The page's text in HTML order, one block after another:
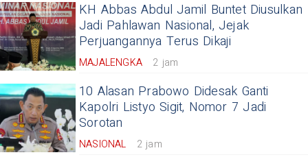
KH Abbas Abdul Jamil Buntet Diusulkan
Jadi Pahlawan Nasional, Jejak
Perjuangannya Terus Dikaji
MAJALENGKA 2 jam
10 Alasan Prabowo Didesak Ganti
Kapolri Listyo Sigit, Nomor 7 Jadi
Sorotan
NASIONAL 2 jam